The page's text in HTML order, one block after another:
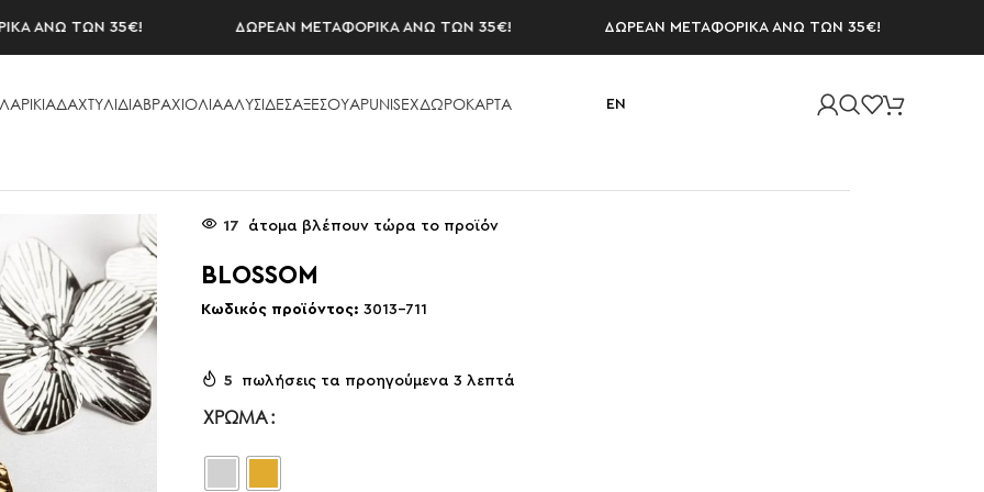
ΤΩΝ 35€! ΔΩΡΕΑΝ ΜΕΤΑΦΟΡΙΚΑ ΑΝΩ ΤΩΝ 35€! ΔΩΡΕΑΝ ΜΕΤΑΦΟΡΙΚΑ ΑΝΩ ΤΩΝ 35€!
ΔΑΧΤΥΛΙΔΙΑΒΡΑΧΙΟΛΙΑΑΛΥΣΙΔΕΣΑΞΕΣΟΥAΡUNISEXΔΩΡΟΚΑΡΤΑ EN
17 άτομα βλέπουν τώρα το προϊόν
BLOSSOM
Κωδικός προϊόντος: 3013-711
5 πωλήσεις τα προηγούμενα 3 λεπτά
ΧΡΏΜΑ